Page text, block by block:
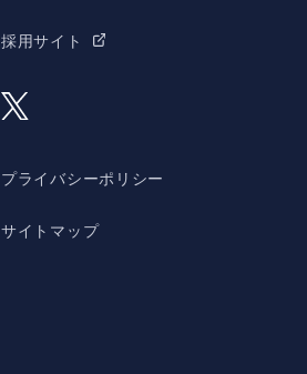
採用サイト
プライバシーポリシー
サイトマップ